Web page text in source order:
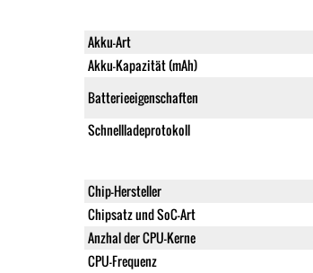
Akku-Art
Akku-Kapazität (mAh)
Batterieeigenschaften
Schnellladeprotokoll
Chip-Hersteller
Chipsatz und SoC-Art
Anzhal der CPU-Kerne
CPU-Frequenz